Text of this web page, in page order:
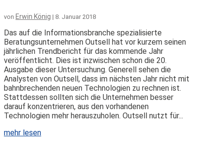
von Erwin König | 8. Januar 2018
Das auf die Informationsbranche spezialisierte
Beratungsunternehmen Outsell hat vor kurzem seinen
jährlichen Trendbericht für das kommende Jahr
veröffentlicht. Dies ist inzwischen schon die 20.
Ausgabe dieser Untersuchung. Generell sehen die
Analysten von Outsell, dass im nächsten Jahr nicht mit
bahnbrechenden neuen Technologien zu rechnen ist.
Stattdessen sollten sich die Unternehmen besser
darauf konzentrieren, aus den vorhandenen
Technologien mehr herauszuholen. Outsell nutzt für...
mehr lesen